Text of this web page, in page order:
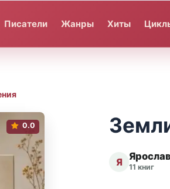
Писатели Жанры Хиты
0.0
Я 11 книг